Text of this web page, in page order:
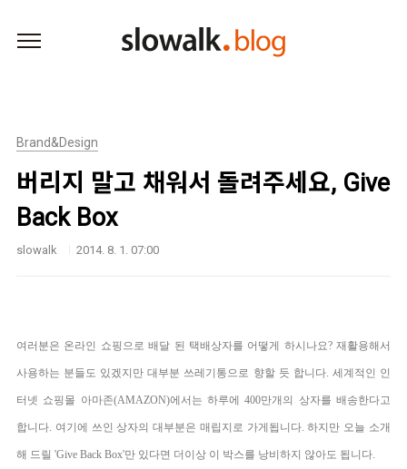
Brand&Design
버리지 말고 채워서 돌려주세요, Give
Back Box
slowalk 2014. 8. 1. 07:00
여러분은 온라인 쇼핑으로 배달 된 택배상자를 어떻게 하시나요? 재활용해서
사용하는 분들도 있겠지만 대부분 쓰레기통으로 향할 듯 합니다. 세계적인 인
터넷 쇼핑몰 아마존(AMAZON)에서는 하루에 400만개의 상자를 배송한다고
합니다. 여기에 쓰인 상자의 대부분은 매립지로 가게됩니다.하지만 오늘 소개
해 드릴 'Give Back Box'만 있다면 더이상 이 박스를 낭비하지 않아도 됩니다.